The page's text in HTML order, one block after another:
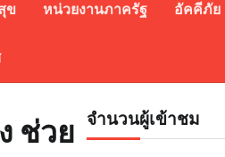
ข หน่วยงานภาครัฐ อัคคีภัย
ช่วย
จำนวนผู้เข้าชม